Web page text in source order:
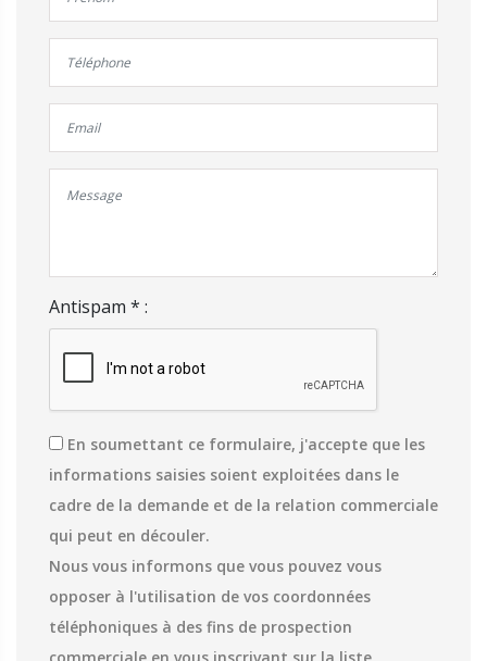
Antispam * :
En soumettant ce formulaire, j'accepte que les
informations saisies soient exploitées dans le
cadre de la demande et de la relation commerciale
qui peut en découler.
Nous vous informons que vous pouvez vous
opposer à l'utilisation de vos coordonnées
téléphoniques à des fins de prospection